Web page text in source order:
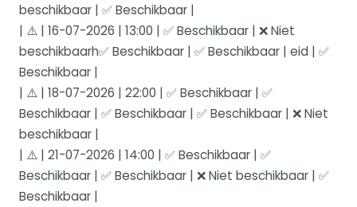
beschikbaar | ✅ Beschikbaar |
| ⚠️ | 16-07-2026 | 13:00 | ✅ Beschikbaar | ❌ Niet
beschikbaarh✅ Beschikbaar | ✅ Beschikbaar | eid | ✅
Beschikbaar |
| ⚠️ | 18-07-2026 | 22:00 | ✅ Beschikbaar | ✅
Beschikbaar | ✅ Beschikbaar | ✅ Beschikbaar | ❌ Niet
beschikbaar |
| ⚠️ | 21-07-2026 | 14:00 | ✅ Beschikbaar | ✅
Beschikbaar | ✅ Beschikbaar | ❌ Niet beschikbaar | ✅
Beschikbaar |